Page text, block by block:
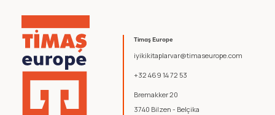
Timaş Europe
iyikikitaplarvar@timaseurope.com
+32 469 14 72 53
Bremakker 20
3740 Bilzen - Belçika